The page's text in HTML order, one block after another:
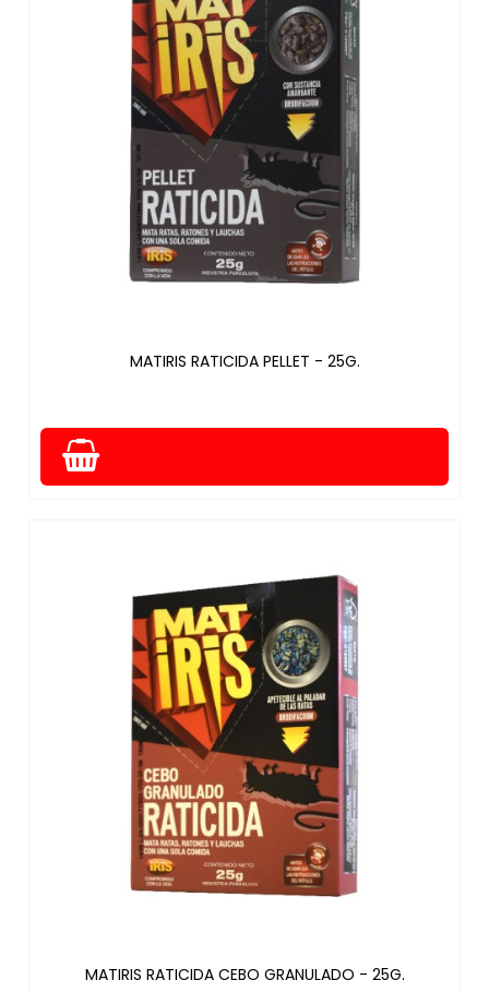
MATIRIS RATICIDA PELLET - 25G.
MATIRIS RATICIDA CEBO GRANULADO - 25G.